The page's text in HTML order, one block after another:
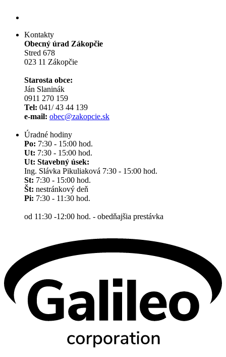
Kontakty
Obecný úrad Zákopčie
Stred 678
023 11 Zákopčie
Starosta obce:
Ján Slaninák
0911 270 159
Tel: 041/ 43 44 139
e-mail: obec@zakopcie.sk
Úradné hodiny
Po: 7:30 - 15:00 hod.
Ut: 7:30 - 15:00 hod.
Ut: Stavebný úsek:
Ing. Slávka Pikuliaková 7:30 - 15:00 hod.
St: 7:30 - 15:00 hod.
Št: nestránkový deň
Pi: 7:30 - 11:30 hod.
od 11:30 -12:00 hod. - obedňajšia prestávka